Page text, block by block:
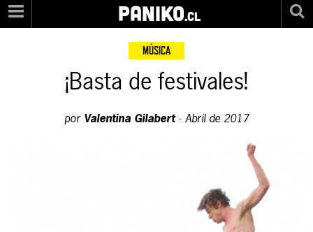
PANIKO.cl
MÚSICA
¡Basta de festivales!
por Valentina Gilabert· Abril de 2017